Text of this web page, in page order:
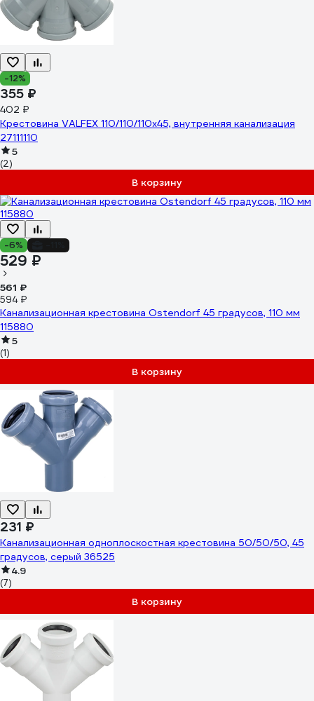
-12%
355 ₽
402 ₽
Крестовина VALFEX 110/110/110x45, внутренняя канализация
27111110
5
(2)
В корзину
-6%
529 ₽
561 ₽
594 ₽
Канализационная крестовина Ostendorf 45 градусов, 110 мм
115880
5
(1)
В корзину
231 ₽
Канализационная одноплоскостная крестовина 50/50/50, 45
градусов, серый 36525
4.9
(7)
В корзину